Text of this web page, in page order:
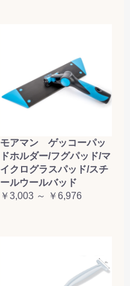
モアマン ゲッコーパッ
ドホルダー/フグパッド/マ
イクログラスパッド/スチ
ールウールバッド
￥3,003 ～ ￥6,976